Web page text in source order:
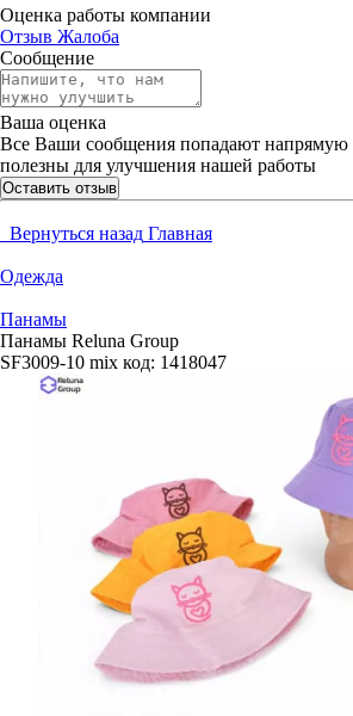
Оценка работы компании
Отзыв Жалоба
Сообщение
Ваша оценка
Все Ваши сообщения попадают напрямую
полезны для улучшения нашей работы
Оставить отзыв
Вернуться назад Главная
Одежда
Панамы
Панамы Reluna Group
SF3009-10 mix код: 1418047